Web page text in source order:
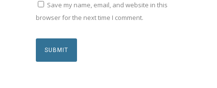
Save my name, email, and website in this
browser for the next time I comment.